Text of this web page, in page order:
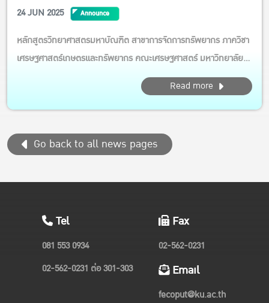
24 JUN 2025
Announce
หลักสูตรวิทยาศาสตรมหาบัณฑิต สาขาการจัดการทรัพยากร ภาควิชา
เศรษฐศาสตร์เกษตรและทรัพยากร คณะเศรษฐศาสตร์ มหาวิทยาลัย
เกษตรศาสตร์ รับสมัครนิสิตใหม่ ปริญญาโท ปีการศึกษา 2568 รอบที่
2 ตั้งแต่วันนี้ ถึง วันที่ 11 เมษายน 2568 รายละเอียดเพิ่มเติม:
https://www.grad.ku.ac.th/application/app68_f1/,
https://www....
Read more
Go back to all news pages
Tel
081 553 0934
02-562-0231 ต่อ 301-303
Fax
02-562-0231
Email
fecoput@ku.ac.th